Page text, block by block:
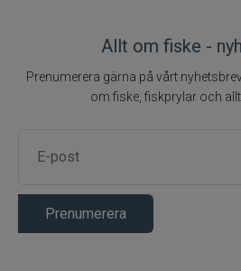
Allt om fiske -
Prenumerera gärna på vårt
om fiske, fiskprylar och
Prenumerera